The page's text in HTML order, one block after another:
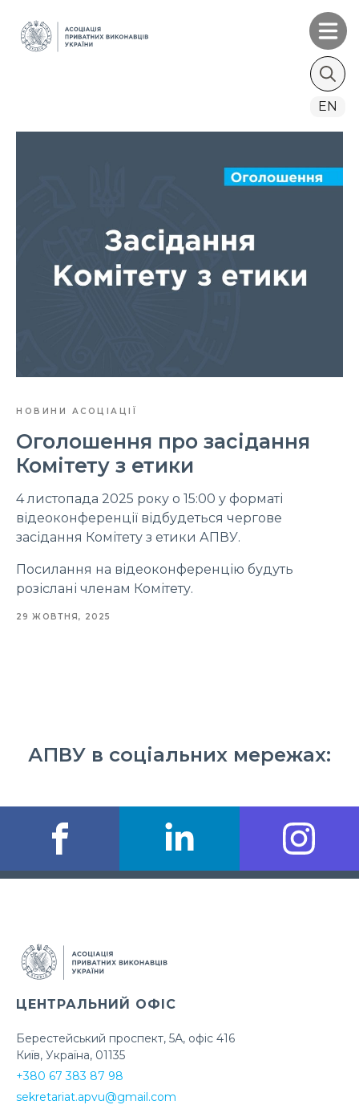
Search
EN
НОВИНИ АСОЦІАЦІЇ
Оголошення про засідання
Комітету з етики
4 листопада 2025 року о 15:00 у форматі
відеоконференції відбудеться чергове
засідання Комітету з етики АПВУ.
Посилання на відеоконференцію будуть
розіслані членам Комітету.
29 ЖОВТНЯ, 2025
АПВУ в соціальних мережах:
ЦЕНТРАЛЬНИЙ ОФІС
Берестейський проспект, 5А, офіс 416
Київ, Україна, 01135
+380 67 383 87 98
sekretariat.apvu@gmail.com